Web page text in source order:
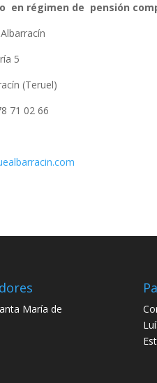
en régimen de pensión
5
(Teruel)
71 02 66
n.com
María de